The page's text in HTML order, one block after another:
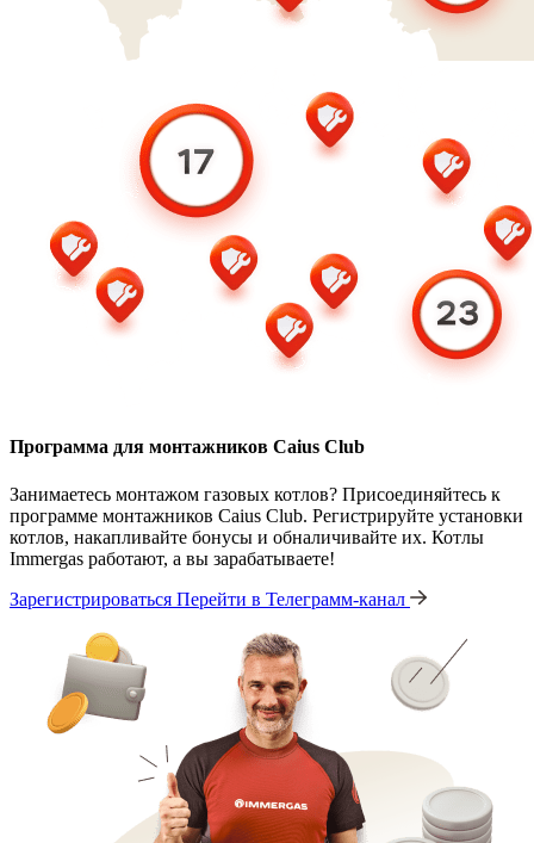
Программа для монтажников Caius Club
Занимаетесь монтажом газовых котлов? Присоединяйтесь к
программе монтажников Caius Club. Регистрируйте установки
котлов, накапливайте бонусы и обналичивайте их. Котлы
Immergas работают, а вы зарабатываете!
Зарегистрироваться Перейти в Телеграмм-канал